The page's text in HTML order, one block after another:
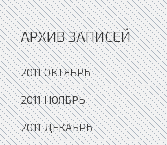
АРХИВ ЗАПИСЕЙ
2011 ОКТЯБРЬ
2011 НОЯБРЬ
2011 ДЕКАБРЬ